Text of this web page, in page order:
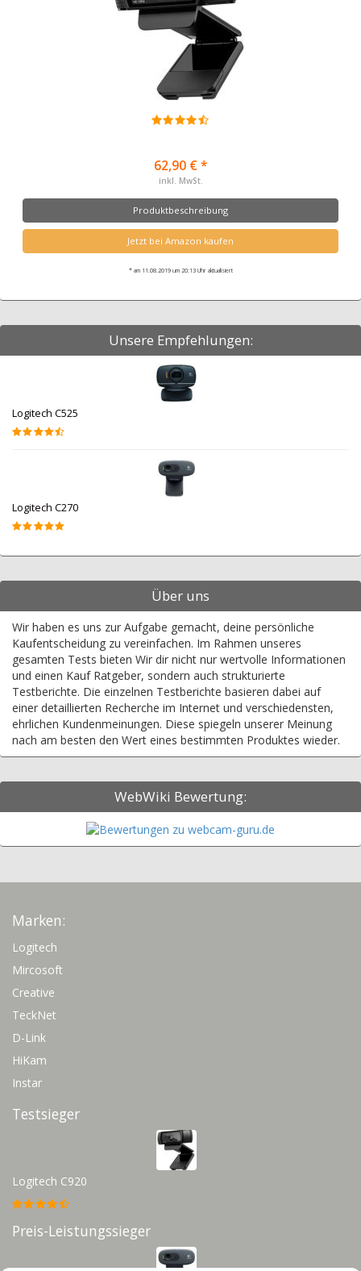
62,90 € *
inkl. MwSt.
Produktbeschreibung
Jetzt bei Amazon kaufen
* am 11.08.2019 um 20:13 Uhr aktualisiert
Unsere Empfehlungen:
Logitech C525
Logitech C270
Über uns
Wir haben es uns zur Aufgabe gemacht, deine persönliche
Kaufentscheidung zu vereinfachen. Im Rahmen unseres
gesamten Tests bieten Wir dir nicht nur wertvolle Informationen
und einen Kauf Ratgeber, sondern auch strukturierte
Testberichte. Die einzelnen Testberichte basieren dabei auf
einer detaillierten Recherche im Internet und verschiedensten,
ehrlichen Kundenmeinungen. Diese spiegeln unserer Meinung
nach am besten den Wert eines bestimmten Produktes wieder.
WebWiki Bewertung:
Marken:
Logitech
Mircosoft
Creative
TeckNet
D-Link
HiKam
Instar
Testsieger
Logitech C920
Preis-Leistungssieger